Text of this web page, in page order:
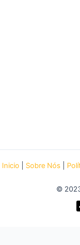
Inicio Sobre Nós
©